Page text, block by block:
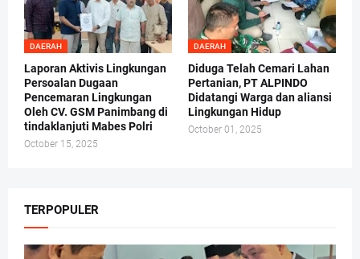
DAERAH
Laporan Aktivis Lingkungan
Persoalan Dugaan
Pencemaran Lingkungan
Oleh CV. GSM Panimbang di
tindaklanjuti Mabes Polri
October 15, 2025
DAERAH
Diduga Telah Cemari Lahan
Pertanian, PT ALPINDO
Didatangi Warga dan aliansi
Lingkungan Hidup
October 01, 2025
TERPOPULER